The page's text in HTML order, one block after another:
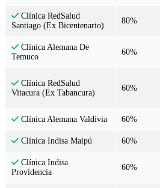
Clínica RedSalud
Santiago (Ex Bicentenario)
80%
Clínica Alemana De
Temuco
60%
Clínica RedSalud
Vitacura (Ex Tabancura)
60%
Clínica Alemana Valdivia 60%
Clínica Indisa Maipú 60%
Clínica Indisa
Providencia
60%